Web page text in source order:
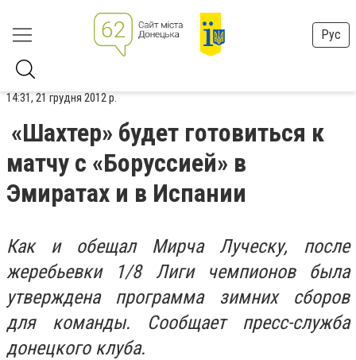
Рус
14:31, 21 грудня 2012 р.
«Шахтер» будет готовиться к
матчу с «Боруссией» в
Эмиратах и в Испании
Как и обещал Мирча Луческу, после
жеребьевки 1/8 Лиги чемпионов была
утверждена программа зимних сборов
для команды. Сообщает пресс-служба
донецкого клуба.